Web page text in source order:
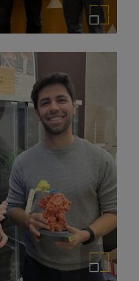
Amplia la imatge
Amplia la imatge